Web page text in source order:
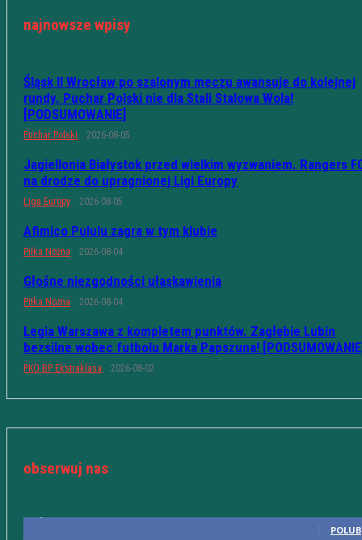
najnowsze wpisy
Śląsk II Wrocław po szalonym meczu awansuje do kolejnej
rundy. Puchar Polski nie dla Stali Stalowa Wola!
[PODSUMOWANIE]
Puchar Polski 2026-08-05
Jagiellonia Białystok przed wielkim wyzwaniem. Rangers
na drodze do upragnionej Ligi Europy
Liga Europy 2026-08-05
Afimico Pululu zagra w tym klubie
Piłka Nożna 2026-08-04
Głośne niezgodności ułaskawienia
Piłka Nożna 2026-08-04
Legia Warszawa z kompletem punktów. Zagłębie Lubin
bezsilne wobec futbolu Marka Papszuna!
PKO BP Ekstraklasa 2026-08-02
obserwuj nas
POLUB